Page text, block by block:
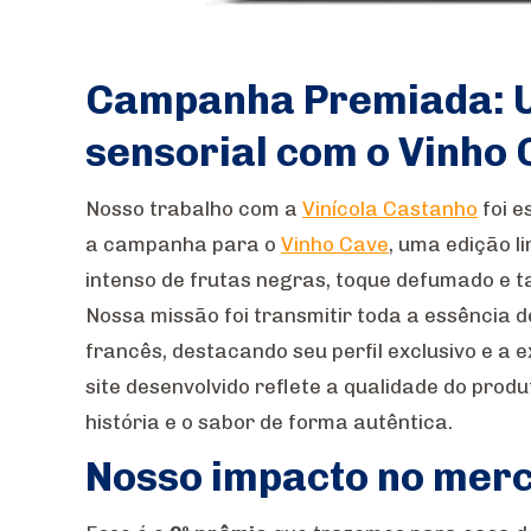
Campanha Premiada:
sensorial com o Vinho
Nosso trabalho com a Vinícola Castanho foi
a campanha para o Vinho Cave, uma edição
intenso de frutas negras, toque defumado e
Nossa missão foi transmitir toda a essência
francês, destacando seu perfil exclusivo e a
site desenvolvido reflete a qualidade do
história e o sabor de forma autêntica.
Nosso impacto no